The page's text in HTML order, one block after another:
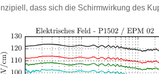
dass sich die Schirmwirkung des